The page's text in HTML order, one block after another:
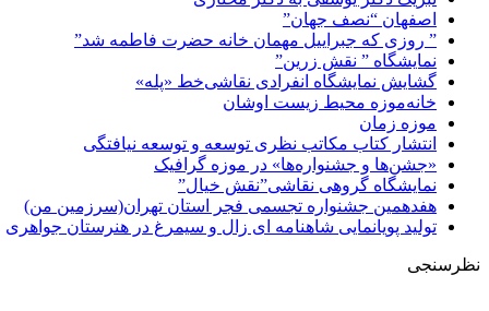
اصفهان “نصف جهان”
” روزی که جبراییل مهمان خانه حضرت فاطمه شد”
نمایشگاه ” نقش زرین”
گشایش نمایشگاه انفرادی نقاشی‌خط «پله»
خانه‌موزه محیط‌ زیست اوشان
موزه زمان
انتشار کتاب مکاتب نظری توسعه و توسعه نیافتگی
«جشن‌ها و جشنواره‌ها» در موزه گرافیک
نمایشگاه گروهی نقاشی”نقش خیال”
هفدهمین جشنواره تجسمی فجر استان تهران(سرزمین من)
تولید پویانمایی شاهنامه ای زال و سیمرغ در هنرستان جواهری
نظرسنجی